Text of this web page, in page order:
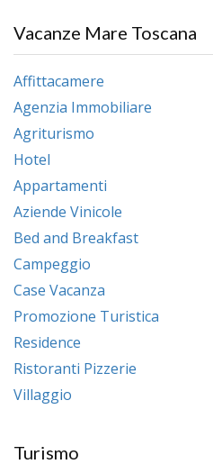
Vacanze Mare Toscana
Affittacamere
Agenzia Immobiliare
Agriturismo
Hotel
Appartamenti
Aziende Vinicole
Bed and Breakfast
Campeggio
Case Vacanza
Promozione Turistica
Residence
Ristoranti Pizzerie
Villaggio
Turismo